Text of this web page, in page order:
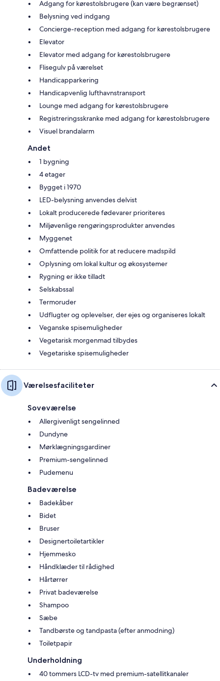
Adgang for kørestolsbrugere (kan være begrænset)
Belysning ved indgang
Concierge-reception med adgang for kørestolsbrugere
Elevator
Elevator med adgang for kørestolsbrugere
Flisegulv på værelset
Handicapparkering
Handicapvenlig lufthavnstransport
Lounge med adgang for kørestolsbrugere
Registreringsskranke med adgang for kørestolsbrugere
Visuel brandalarm
Andet
1 bygning
4 etager
Bygget i 1970
LED-belysning anvendes delvist
Lokalt producerede fødevarer prioriteres
Miljøvenlige rengøringsprodukter anvendes
Myggenet
Omfattende politik for at reducere madspild
Oplysning om lokal kultur og økosystemer
Rygning er ikke tilladt
Selskabssal
Termoruder
Udflugter og oplevelser, der ejes og organiseres lokalt
Veganske spisemuligheder
Vegetarisk morgenmad tilbydes
Vegetariske spisemuligheder
Værelsesfaciliteter
Soveværelse
Allergivenligt sengelinned
Dundyne
Mørklægningsgardiner
Premium-sengelinned
Pudemenu
Badeværelse
Badekåber
Bidet
Bruser
Designertoiletartikler
Hjemmesko
Håndklæder til rådighed
Hårtørrer
Privat badeværelse
Shampoo
Sæbe
Tandbørste og tandpasta (efter anmodning)
Toiletpapir
Underholdning
40 tommers LCD-tv med premium-satellitkanaler